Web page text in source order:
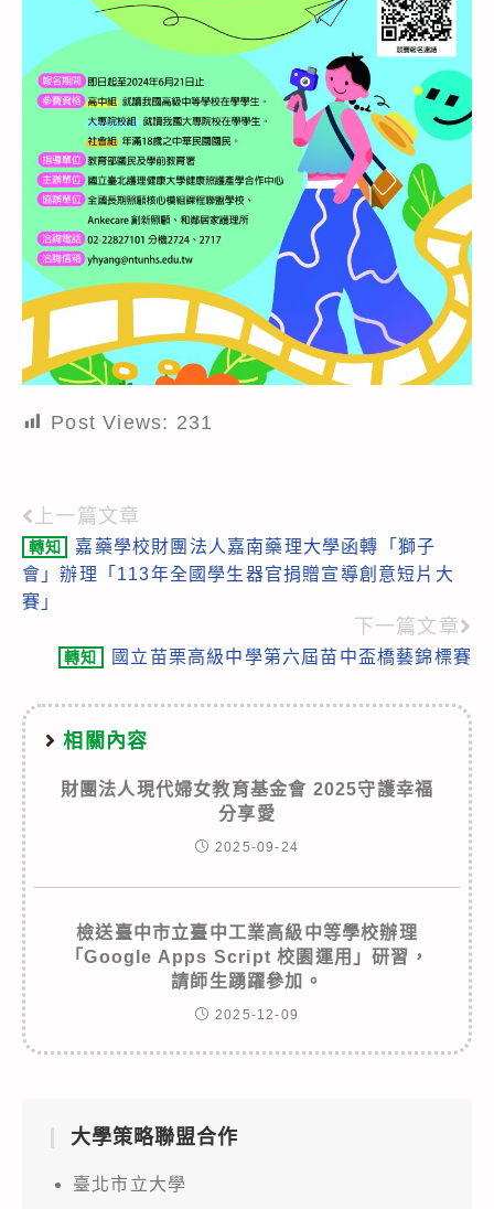
Post Views: 231
Read
more
articles
上一篇文章
轉知
嘉藥學校財團法人嘉南藥理大學函轉「獅子
會」辦理「113年全國學生器官捐贈宣導創意短片大
賽」
下一篇文章
轉知 國立苗栗高級中學第六屆苗中盃橋藝錦標賽
相關內容
財團法人現代婦女教育基金會 2025守護幸福
分享愛
2025-09-24
檢送臺中市立臺中工業高級中等學校辦理
「Google Apps Script 校園運用」研習，
請師生踴躍參加。
2025-12-09
大學策略聯盟合作
臺北市立大學